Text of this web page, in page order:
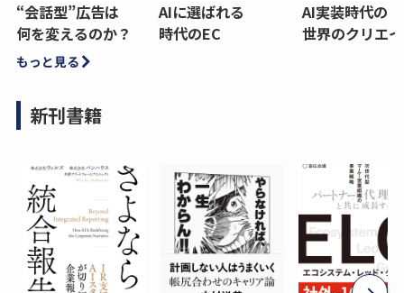
“会話型”広告は
何を変えるのか？
AIに選ばれる
時代のEC
AI実装時代の
世界のクリエ
もっと見る
新刊書籍